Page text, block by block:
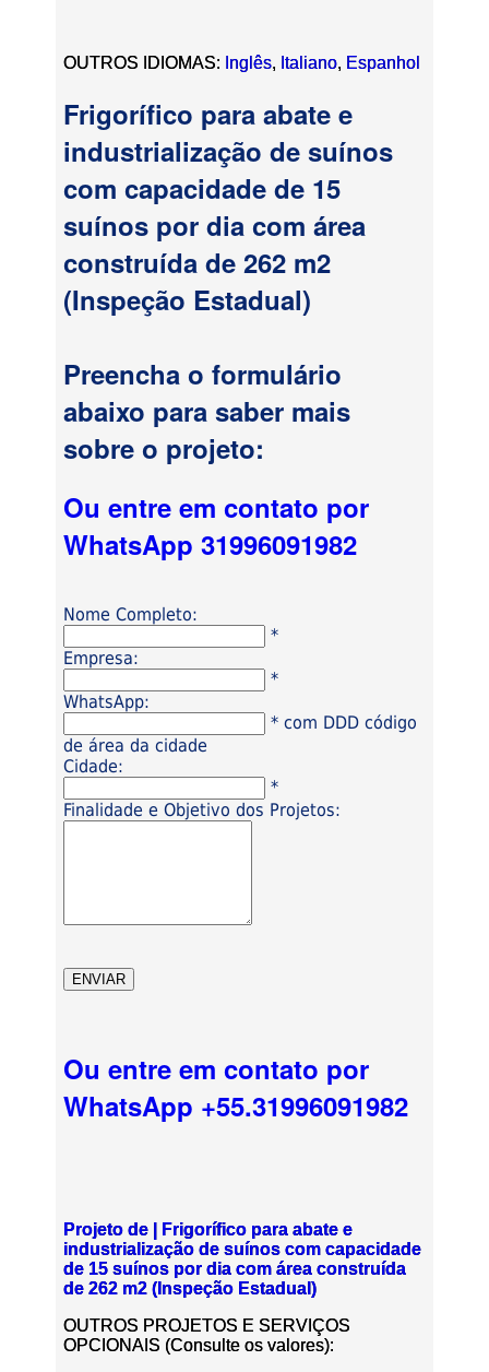
OUTROS IDIOMAS: Inglês, Italiano, Espanhol
Frigorífico para abate e
industrialização de suínos
com capacidade de 15
suínos por dia com área
construída de 262 m2
(Inspeção Estadual)
Preencha o formulário
abaixo para saber mais
sobre o projeto:
Ou entre em contato por
WhatsApp 31996091982
Nome Completo:
*
Empresa:
*
WhatsApp:
* com DDD código
de área da cidade
Cidade:
*
Finalidade e Objetivo dos Projetos:
Ou entre em contato por
WhatsApp +55.31996091982
Projeto de | Frigorífico para abate e
industrialização de suínos com capacidade
de 15 suínos por dia com área construída
de 262 m2 (Inspeção Estadual)
OUTROS PROJETOS E SERVIÇOS
OPCIONAIS (Consulte os valores):